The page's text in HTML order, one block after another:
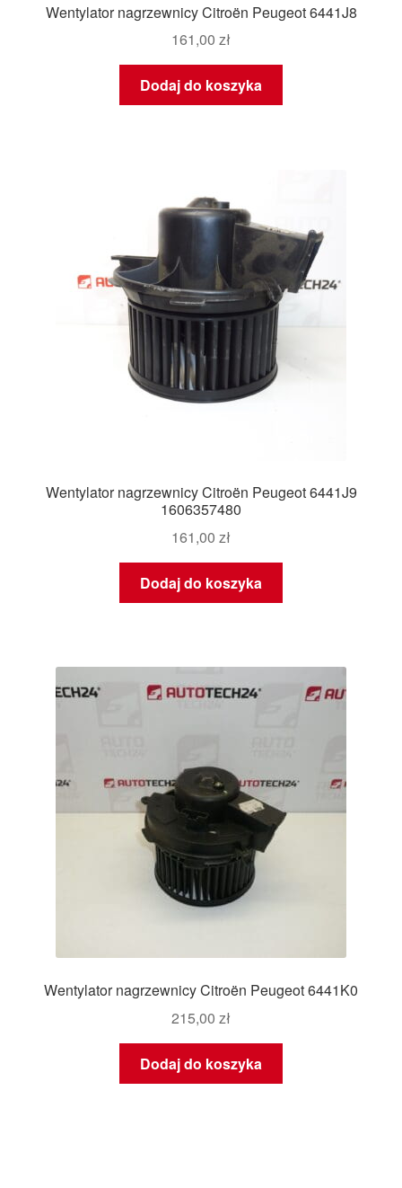
Wentylator nagrzewnicy Citroën Peugeot 6441J8
161,00 zł
Dodaj do koszyka
Wentylator nagrzewnicy Citroën Peugeot 6441J9
1606357480
161,00 zł
Dodaj do koszyka
Wentylator nagrzewnicy Citroën Peugeot 6441K0
215,00 zł
Dodaj do koszyka